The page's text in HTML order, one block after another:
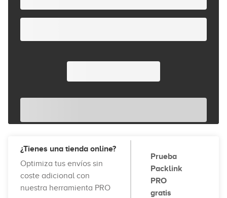
¿Tienes una tienda online?
Optimiza tus envíos sin
coste adicional con
nuestra herramienta PRO
Prueba
Packlink
PRO
gratis